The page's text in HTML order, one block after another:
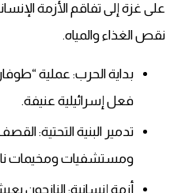
على غزة إلى تفاقم الأزمة
نقص الغذاء والمياه.
بداية الحرب: عملية
فعل إسرائيلية عنيفة.
تدمير البنية التحتية:
ومستشفيات ومخيمات
أزمة إنسانية: